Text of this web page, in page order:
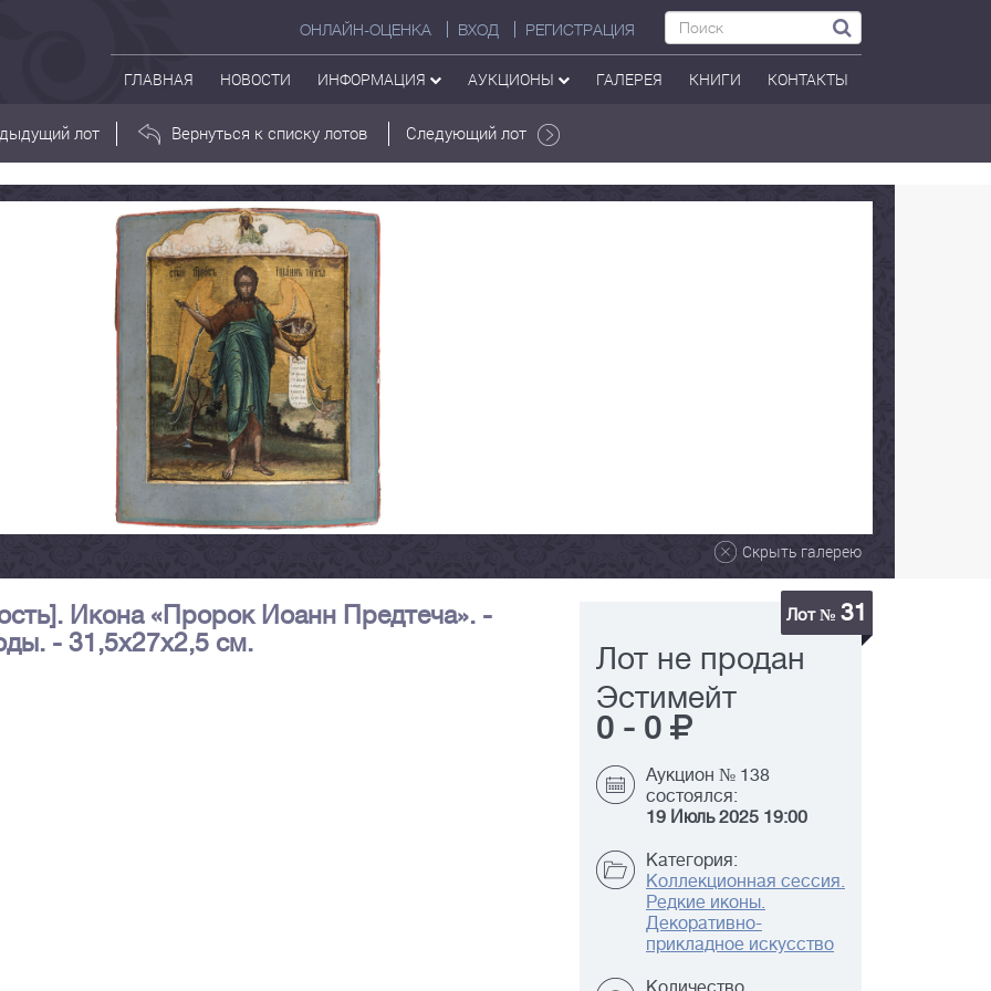
ОНЛАЙН-ОЦЕНКА ВХОД РЕГИСТРАЦИЯ
ГЛАВНАЯ НОВОСТИ ИНФОРМАЦИЯ АУКЦИОНЫ ГАЛЕРЕЯ КНИГИ КОНТАКТЫ
лот Вернуться к списку лотов Следующий лот
Скрыть галерею
Икона «Пророк Иоанн Предтеча». -
- 31,5х27х2,5 см.
Лот № 31
Лот не продан
Эстимейт
0 - 0
Аукцион № 138
состоялся:
19 Июль 2025 19:00
Категория:
Коллекционная сессия.
Редкие иконы.
Декоративно-
прикладное искусство